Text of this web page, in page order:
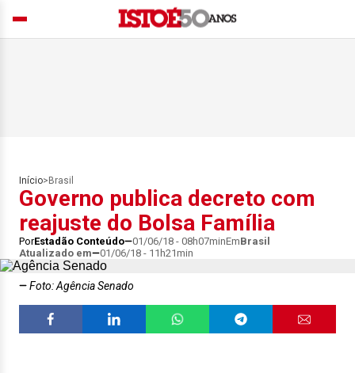
Início> Brasil
Governo publica decreto com
reajuste do Bolsa Família
PorEstadão Conteúdo 01/06/18 - 08h07minEmBrasil
Atualizado em
01/06/18 - 11h21min
Foto: Agência Senado